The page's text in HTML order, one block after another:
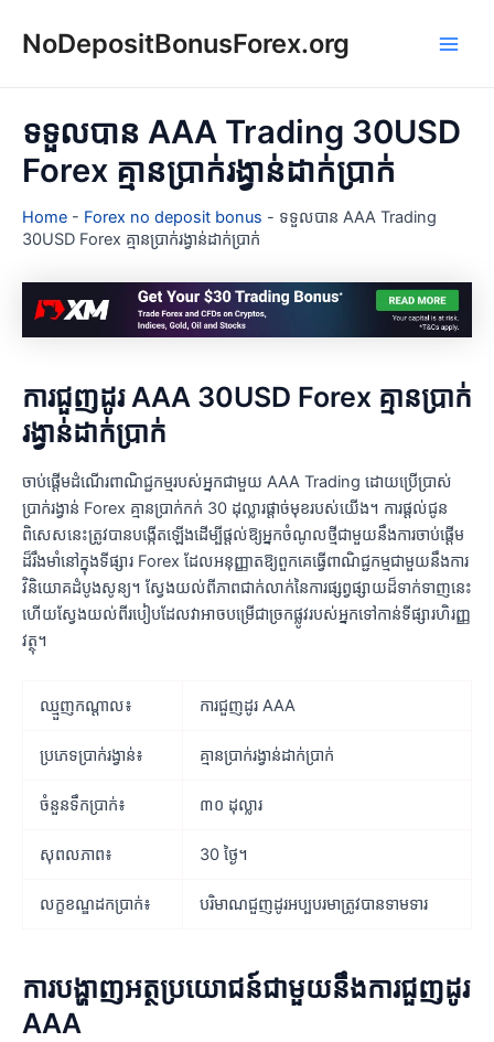
NoDepositBonusForex.org
ទទួលបាន AAA Trading 30USD
Forex គ្មានប្រាក់រង្វាន់ដាក់ប្រាក់
Home - Forex no deposit bonus - ទទួលបាន AAA Trading
30USD Forex គ្មានប្រាក់រង្វាន់ដាក់ប្រាក់
ការជួញដូរ AAA 30USD Forex គ្មានប្រាក់
រង្វាន់ដាក់ប្រាក់
ចាប់ផ្តើមដំណើរពាណិជ្ជកម្មរបស់អ្នកជាមួយ AAA Trading ដោយប្រើប្រាស់
ប្រាក់រង្វាន់ Forex គ្មានប្រាក់កក់ 30 ដុល្លារផ្តាច់មុខរបស់យើង។ ការផ្តល់ជូន
ពិសេសនេះត្រូវបានបង្កើតឡើងដើម្បីផ្តល់ឱ្យអ្នកចំណូលថ្មីជាមួយនឹងការចាប់ផ្តើម
ដ៏រឹងមាំនៅក្នុងទីផ្សារ Forex ដែលអនុញ្ញាតឱ្យពួកគេធ្វើពាណិជ្ជកម្មជាមួយនឹងការ
វិនិយោគដំបូងសូន្យ។ ស្វែងយល់ពីភាពជាក់លាក់នៃការផ្សព្វផ្សាយដ៏ទាក់ទាញនេះ
ហើយស្វែងយល់ពីរបៀបដែលវាអាចបម្រើជាច្រកផ្លូវរបស់អ្នកទៅកាន់ទីផ្សារហិរញ្ញ
វត្ថុ។
ឈ្មួញកណ្តាល៖ ការជួញដូរ AAA
ប្រភេទប្រាក់រង្វាន់៖ គ្មានប្រាក់រង្វាន់ដាក់ប្រាក់
ចំនួនទឹកប្រាក់៖ ៣០ ដុល្លារ
សុពលភាព៖ 30 ថ្ងៃ។
លក្ខខណ្ឌដកប្រាក់៖ បរិមាណជួញដូរអប្បបរមាត្រូវបានទាមទារ
ការបង្ហាញអត្ថប្រយោជន៍ជាមួយនឹងការជួញដូរ
AAA